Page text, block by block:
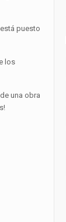
puesto
los
una obra